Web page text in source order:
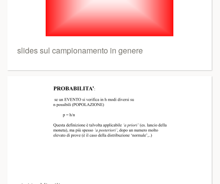
slides sul campionamento in genere